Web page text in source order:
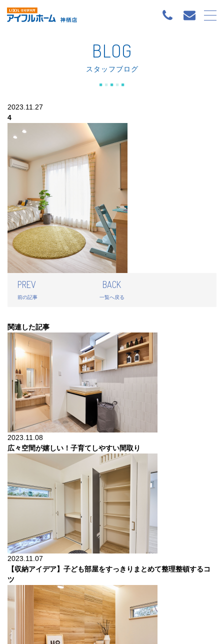
BLOG
スタッフブログ
2023.11.27
4
PREV
前の記事
BACK
一覧へ戻る
関連した記事
2023.11.08
広々空間が嬉しい！子育てしやすい間取り
2023.11.07
【収納アイデア】子ども部屋をすっきりまとめて整理整頓するコ
ツ